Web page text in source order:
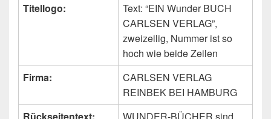
Titellogo:
Text: “EIN Wunder BUCH
CARLSEN VERLAG”,
zweizeilig, Nummer ist so
hoch wie beide Zeilen
Firma:
CARLSEN VERLAG
REINBEK BEI HAMBURG
Rückseitentext:
WUNDER-BÜCHER sind